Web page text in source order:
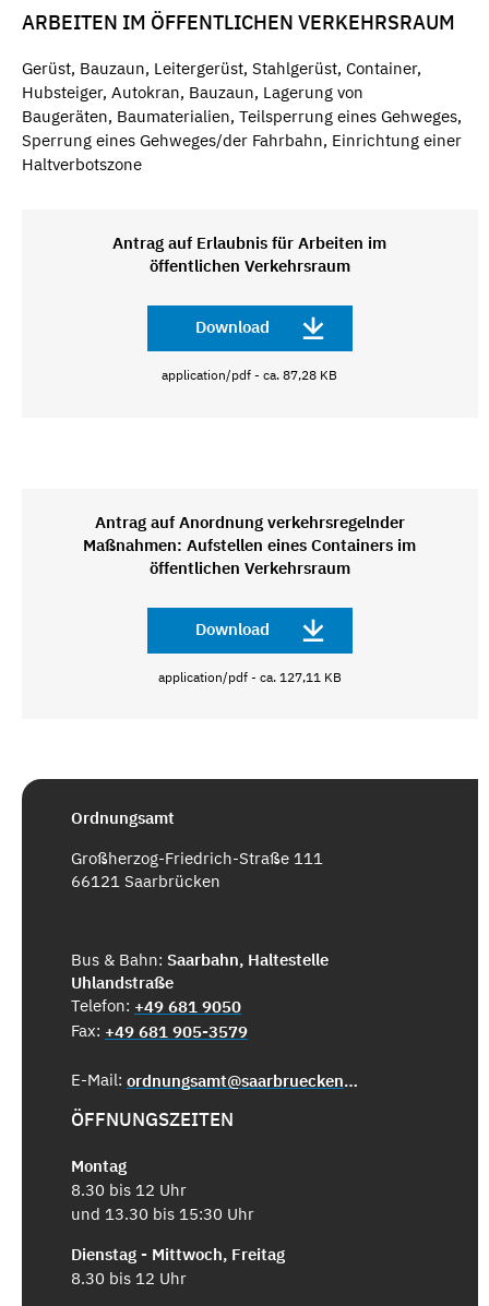
ARBEITEN IM ÖFFENTLICHEN VERKEHRSRAUM
Gerüst, Bauzaun, Leitergerüst, Stahlgerüst, Container,
Hubsteiger, Autokran, Bauzaun, Lagerung von
Baugeräten, Baumaterialien, Teilsperrung eines Gehweges,
Sperrung eines Gehweges/der Fahrbahn, Einrichtung einer
Haltverbotszone
Antrag auf Erlaubnis für Arbeiten im
öffentlichen Verkehrsraum
Download
application/pdf - ca. 87,28 KB
Antrag auf Anordnung verkehrsregelnder
Maßnahmen: Aufstellen eines Containers im
öffentlichen Verkehrsraum
Download
application/pdf - ca. 127,11 KB
Ordnungsamt
Großherzog-Friedrich-Straße 111
66121 Saarbrücken
Bus & Bahn: Saarbahn, Haltestelle
Uhlandstraße
Telefon: +49 681 9050
Fax: +49 681 905-3579
E-Mail: ordnungsamt@saarbruecken.de
ÖFFNUNGSZEITEN
Montag
8.30 bis 12 Uhr
und 13.30 bis 15:30 Uhr
Dienstag - Mittwoch, Freitag
8.30 bis 12 Uhr